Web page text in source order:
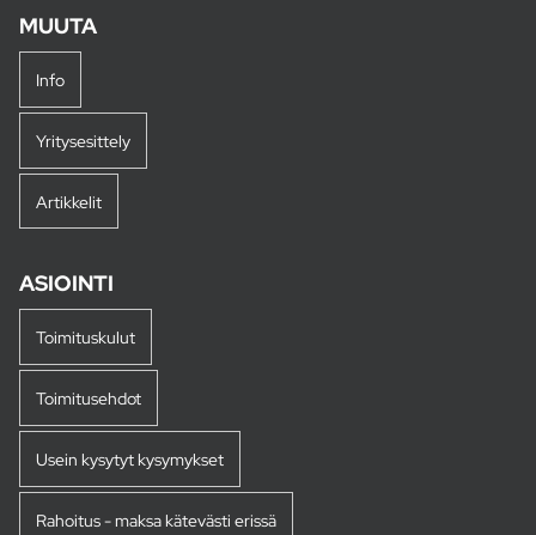
MUUTA
Info
Yritysesittely
Artikkelit
ASIOINTI
Toimituskulut
Toimitusehdot
Usein kysytyt kysymykset
Rahoitus - maksa kätevästi erissä